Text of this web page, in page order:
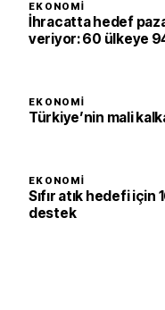
EKONOMI
İhracatta hedef
veriyor: 60 ülkeye
EKONOMI
Türkiye’nin mali
EKONOMI
Sıfır atık hedefi için
destek